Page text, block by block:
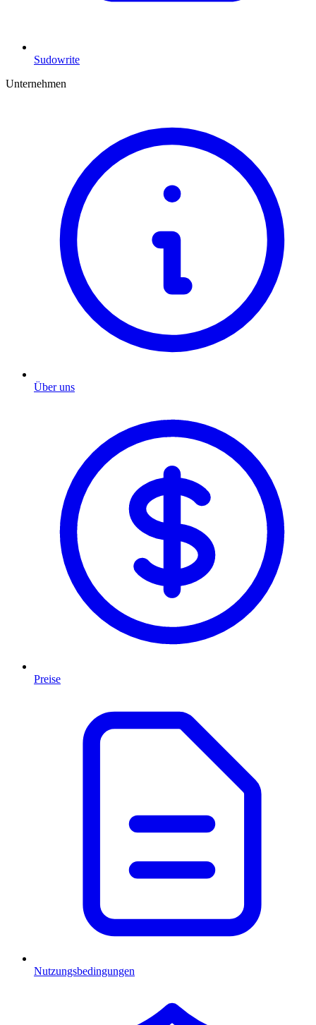
Sudowrite
Unternehmen
Über uns
Preise
Nutzungsbedingungen